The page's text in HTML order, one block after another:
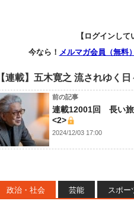
【ログインし
今なら！ メルマガ会員（無料
【連載】五木寛之 流されゆく日
前の記事
連載12001回 長い
<2>
2024/12/03 17:00
政治・社会 芸能 スポー